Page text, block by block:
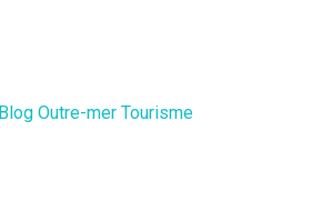
Blog Outre-mer Tourisme